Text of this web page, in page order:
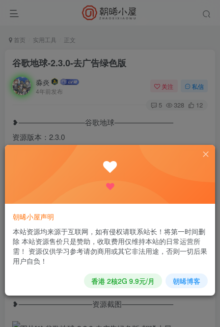
首页 实用工具 正文
谷歌地球-2.3.0-去广告绿色版
淼炎
4年前发布
关注 私信
5 328 12
❥—————————谷歌地球————————
资源版本：2.3.0
❥—————————————————————
❥————————资源介绍—————————
谷歌地球是你手机上的地球仪。强大功能让你探索世界更细
致；多种地图模型供你选择、热门标识等等，强大的街景功
能让你足不出户就可以游览世界万千名胜景色，更有探月功
能一睹月球真容。(去除广告/部分机型不兼容)
❥—————————————————————
❥——————————资源截图———————
朝晞小屋声明
本站资源均来源于互联网，如有侵权请联系站长！将第一时间删
除 本站资源售价只是赞助，收取费用仅维持本站的日常运营所
需！ 资源仅供学习参考请勿商用或其它非法用途，否则一切后果
用户自负！
香港 2核2G 9.9元/月 朝晞博客